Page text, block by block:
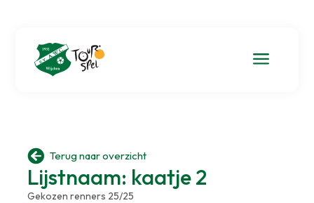
a
 Terug naar overzicht
Lijstnaam: kaatje 2
Gekozen renners 25/25